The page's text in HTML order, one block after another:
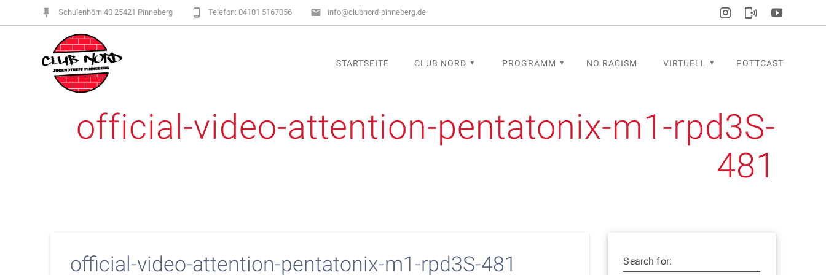
Schulenhörn 40 25421 Pinneberg Telefon: 04101 5167056 info@clubnord-pinneberg.de
STARTSEITE CLUB NORD PROGRAMM NO RACISM VIRTUELL POTTCAST
official-video-attention-pentatonix-m1-rpd3S-
481
official-video-attention-pentatonix-m1-rpd3S-481 Search for: